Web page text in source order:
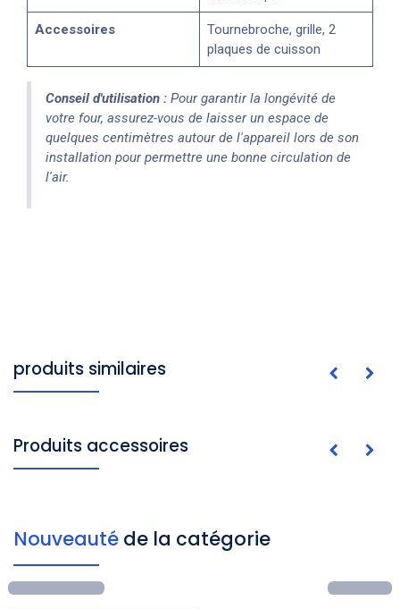
Accessoires
Tournebroche, grille, 2
plaques de cuisson
Conseil d'utilisation : Pour garantir la longévité de
votre four, assurez-vous de laisser un espace de
quelques centimètres autour de l'appareil lors de son
installation pour permettre une bonne circulation de
l'air.
produits similaires
Produits accessoires
Nouveauté de la catégorie